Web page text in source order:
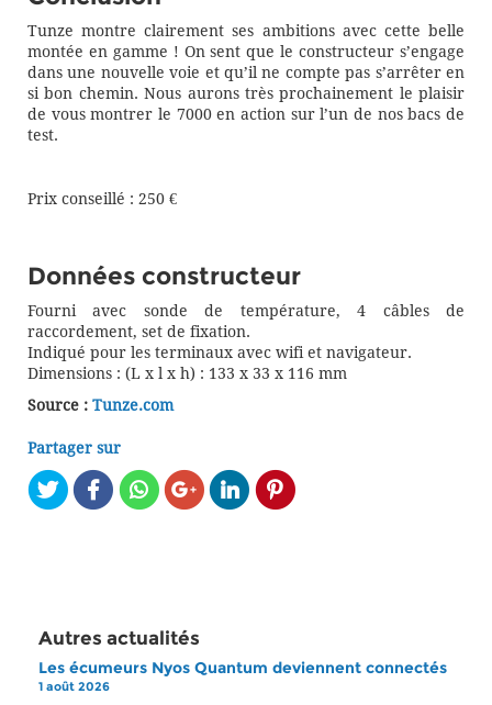
Tunze montre clairement ses ambitions avec cette belle
montée en gamme ! On sent que le constructeur s’engage
dans une nouvelle voie et qu’il ne compte pas s’arrêter en
si bon chemin. Nous aurons très prochainement le plaisir
de vous montrer le 7000 en action sur l’un de nos bacs de
test.
Prix conseillé : 250 €
Données constructeur
Fourni avec sonde de température, 4 câbles de
raccordement, set de fixation.
Indiqué pour les terminaux avec wifi et navigateur.
Dimensions : (L x l x h) : 133 x 33 x 116 mm
Source : Tunze.com
Partager sur
Autres actualités
Les écumeurs Nyos Quantum deviennent connectés
1 août 2026